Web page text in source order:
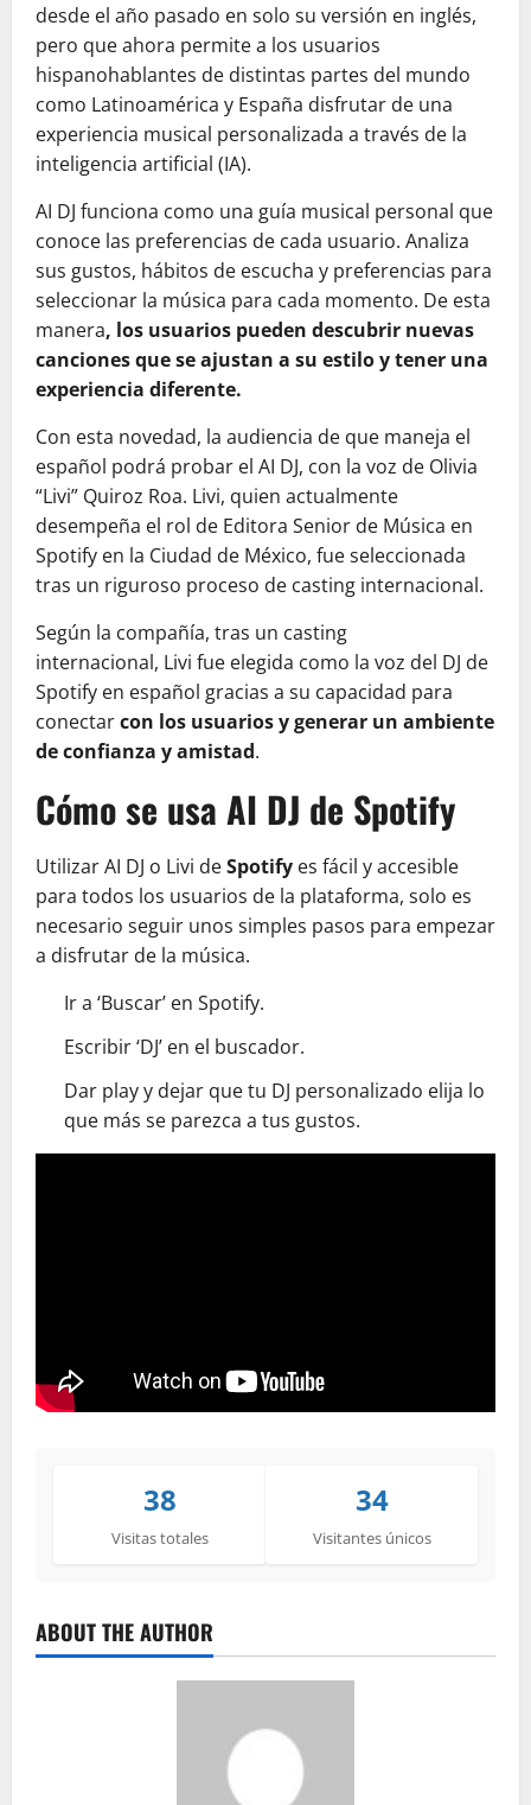
desde el año pasado en solo su versión en inglés,
pero que ahora permite a los usuarios
hispanohablantes de distintas partes del mundo
como Latinoamérica y España disfrutar de una
experiencia musical personalizada a través de la
inteligencia artificial (IA).
AI DJ funciona como una guía musical personal que
conoce las preferencias de cada usuario. Analiza
sus gustos, hábitos de escucha y preferencias para
seleccionar la música para cada momento. De esta
manera, los usuarios pueden descubrir nuevas
canciones que se ajustan a su estilo y tener una
experiencia diferente.
Con esta novedad, la audiencia de que maneja el
español podrá probar el AI DJ, con la voz de Olivia
“Livi” Quiroz Roa. Livi, quien actualmente
desempeña el rol de Editora Senior de Música en
Spotify en la Ciudad de México, fue seleccionada
tras un riguroso proceso de casting internacional.
Según la compañía, tras un casting
internacional, Livi fue elegida como la voz del DJ de
Spotify en español gracias a su capacidad para
conectarcon los usuarios y generar un ambiente
de confianza y amistad.
Cómo se usa AI DJ de Spotify
Utilizar AI DJ o Livi deSpotify es fácil y accesible
para todos los usuarios de la plataforma, solo es
necesario seguir unos simples pasos para empezar
a disfrutar de la música.
Ir a ‘Buscar’ en Spotify.
Escribir ‘DJ’ en el buscador.
Dar play y dejar que tu DJ personalizado elija lo
que más se parezca a tus gustos.
38
Visitas totales
34
Visitantes únicos
ABOUT THE AUTHOR